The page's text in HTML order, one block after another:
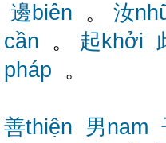
邊biên 。 汝
cần 。 起khởi
pháp 。
善thiện 男nam